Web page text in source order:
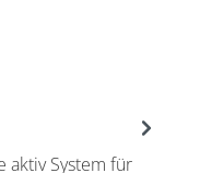
aktiv System für